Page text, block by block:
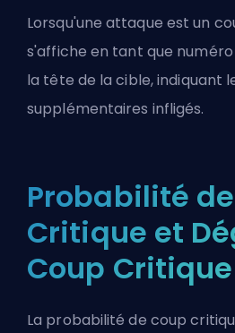
Lorsqu'une attaque est un
s'affiche en tant que
la tête de la cible, indiquant
supplémentaires infligés.
Probabilité
Critique et
Coup Critique
La probabilité de coup